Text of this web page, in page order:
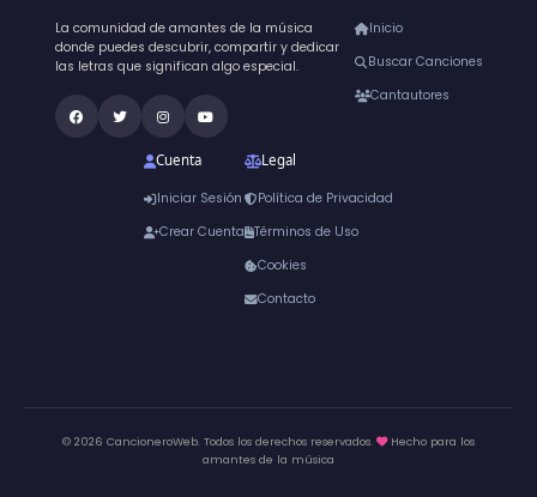
La comunidad de amantes de la música
donde puedes descubrir, compartir y dedicar
las letras que significan algo especial.
Inicio
Buscar Canciones
Cantautores
Cuenta
Iniciar Sesión
Crear Cuenta
Legal
Política de Privacidad
Términos de Uso
Cookies
Contacto
© 2026 CancioneroWeb. Todos los derechos reservados.
Hecho para los
amantes de la música